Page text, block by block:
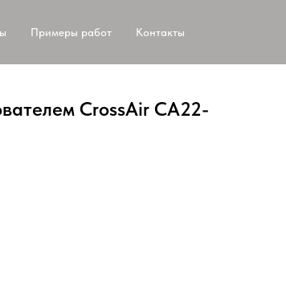
Примеры работ Контакты
CrossAir CA22-